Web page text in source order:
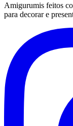
Amigurumis feitos
para decorar e